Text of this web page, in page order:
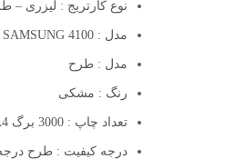
نوع کارتریج : لیزری –
مدل : SAMSUNG 4100
مدل : طرح
رنگ : مشکی
تعداد چاپ : 3000 برگ A4
درجه کیفیت : طرح